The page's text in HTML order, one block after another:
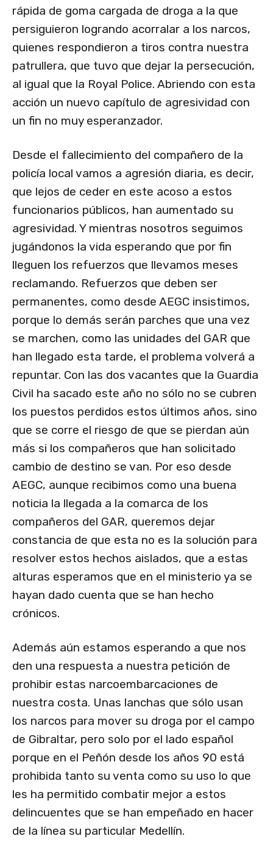
rápida de goma cargada de droga a la que
persiguieron logrando acorralar a los narcos,
quienes respondieron a tiros contra nuestra
patrullera, que tuvo que dejar la persecución,
al igual que la Royal Police. Abriendo con esta
acción un nuevo capítulo de agresividad con
un fin no muy esperanzador.
Desde el fallecimiento del compañero de la
policía local vamos a agresión diaria, es decir,
que lejos de ceder en este acoso a estos
funcionarios públicos, han aumentado su
agresividad. Y mientras nosotros seguimos
jugándonos la vida esperando que por fin
lleguen los refuerzos que llevamos meses
reclamando. Refuerzos que deben ser
permanentes, como desde AEGC insistimos,
porque lo demás serán parches que una vez
se marchen, como las unidades del GAR que
han llegado esta tarde, el problema volverá a
repuntar. Con las dos vacantes que la Guardia
Civil ha sacado este año no sólo no se cubren
los puestos perdidos estos últimos años, sino
que se corre el riesgo de que se pierdan aún
más si los compañeros que han solicitado
cambio de destino se van. Por eso desde
AEGC, aunque recibimos como una buena
noticia la llegada a la comarca de los
compañeros del GAR, queremos dejar
constancia de que esta no es la solución para
resolver estos hechos aislados, que a estas
alturas esperamos que en el ministerio ya se
hayan dado cuenta que se han hecho
crónicos.
Además aún estamos esperando a que nos
den una respuesta a nuestra petición de
prohibir estas narcoembarcaciones de
nuestra costa. Unas lanchas que sólo usan
los narcos para mover su droga por el campo
de Gibraltar, pero solo por el lado español
porque en el Peñón desde los años 90 está
prohibida tanto su venta como su uso lo que
les ha permitido combatir mejor a estos
delincuentes que se han empeñado en hacer
de la línea su particular Medellín.